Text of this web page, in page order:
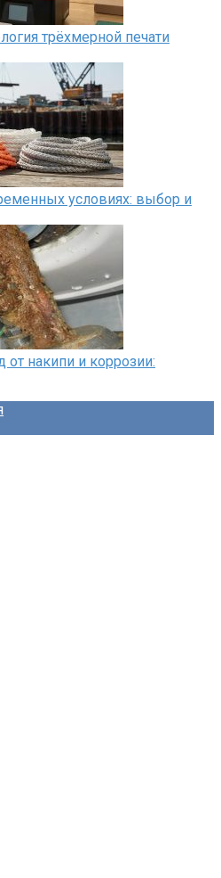
трёхмерной печати
условиях: выбор и
от накипи и коррозии: